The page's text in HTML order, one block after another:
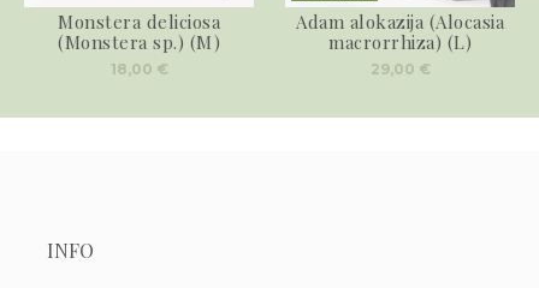
Monstera deliciosa
(Monstera sp.) (M)
18,00 €
Adam alokazija (Alocasia
macrorrhiza) (L)
29,00 €
INFO